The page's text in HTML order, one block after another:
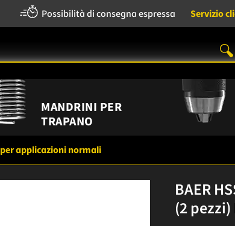
Possibilità di consegna espressa Servizio
MANDRINI PER
TRAPANO
per applicazioni normali
BAER
(2 pezzi)